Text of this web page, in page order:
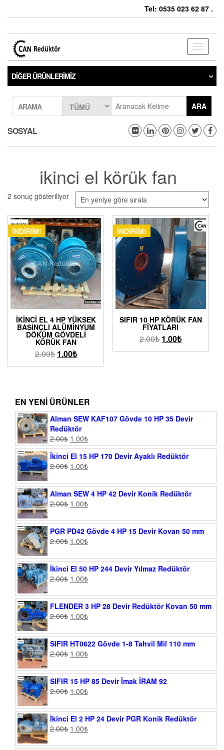
Tel: 0535 023 62 87 .
Toggle
DIĞER ÜRÜNLERIMIZ
ARAMA ARA
SOSYAL
ikinci el körük fan
2 sonuç gösteriliyor
İNDIRIM!
İKINCI EL 4 HP YÜKSEK
BASINÇLI ALÜMINYUM
DÖKÜM GÖVDELI
KÖRÜK FAN
2.00₺ 1.00₺
İNDIRIM!
SIFIR 10 HP KÖRÜK FAN
FIYATLARI
2.00₺ 1.00₺
EN YENI ÜRÜNLER
Alman SEW KAF107 Gövde 10 HP 35 Devir
Redüktör
2.00₺ 1.00₺
İkinci El 15 HP 170 Devir Ayaklı Redüktör
2.00₺ 1.00₺
Alman SEW 4 HP 42 Devir Konik Redüktör
2.00₺ 1.00₺
PGR PD42 Gövde 4 HP 15 Devir Kovan 50 mm
2.00₺ 1.00₺
İkinci El 50 HP 244 Devir Yılmaz Redüktör
2.00₺ 1.00₺
FLENDER 3 HP 28 Devir Redüktör Kovan 50 mm
2.00₺ 1.00₺
SIFIR HT0622 Gövde 1-8 Tahvil Mil 110 mm
2.00₺ 1.00₺
SIFIR 15 HP 85 Devir İmak İRAM 92
2.00₺ 1.00₺
İkinci El 2 HP 24 Devir PGR Konik Redüktör
2.00₺ 1.00₺